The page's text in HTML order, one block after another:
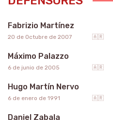
46
Fabrizio Martínez
20 de Octubre de 2007 🇦🇷
35
Máximo Palazzo
6 de junio de 2005 🇦🇷
21
Hugo Martín Nervo
6 de enero de 1991 🇦🇷
22
Daniel Zabala